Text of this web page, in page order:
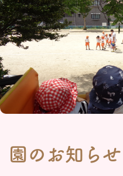
園のお知らせ